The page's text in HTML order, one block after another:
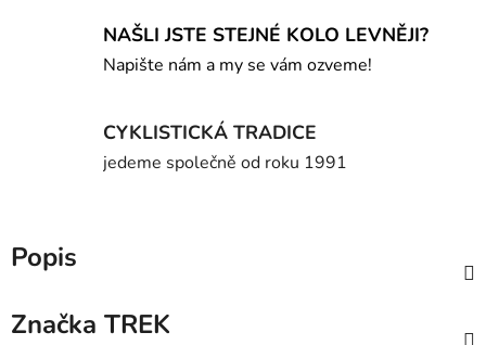
NAŠLI JSTE STEJNÉ KOLO LEVNĚJI?
Napište nám a my se vám ozveme!
CYKLISTICKÁ TRADICE
jedeme společně od roku 1991
Popis
Značka TREK